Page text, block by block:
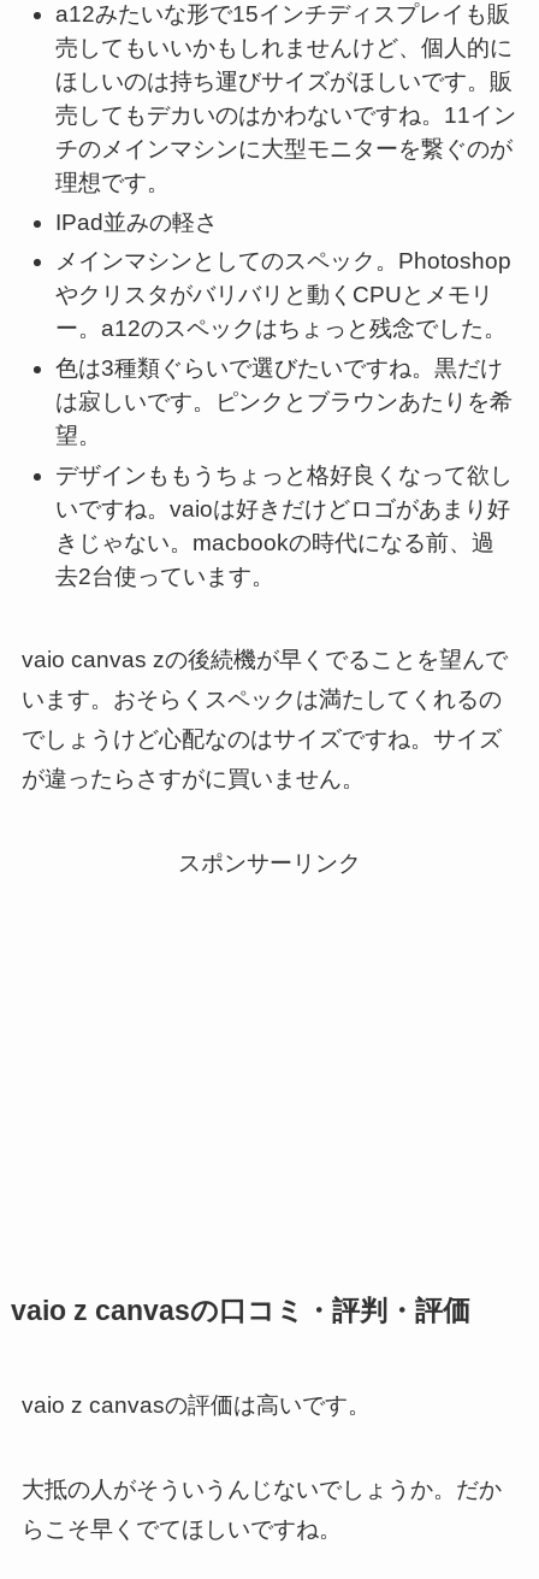
a12みたいな形で15インチディスプレイも販
売してもいいかもしれませんけど、個人的に
ほしいのは持ち運びサイズがほしいです。販
売してもデカいのはかわないですね。11イン
チのメインマシンに大型モニターを繋ぐのが
理想です。
IPad並みの軽さ
メインマシンとしてのスペック。Photoshop
やクリスタがバリバリと動くCPUとメモリ
ー。a12のスペックはちょっと残念でした。
色は3種類ぐらいで選びたいですね。黒だけ
は寂しいです。ピンクとブラウンあたりを希
望。
デザインももうちょっと格好良くなって欲し
いですね。vaioは好きだけどロゴがあまり好
きじゃない。macbookの時代になる前、過
去2台使っています。
vaio canvas zの後続機が早くでることを望んで
います。おそらくスペックは満たしてくれるの
でしょうけど心配なのはサイズですね。サイズ
が違ったらさすがに買いません。
スポンサーリンク
vaio z canvasの口コミ・評判・評価
vaio z canvasの評価は高いです。
大抵の人がそういうんじないでしょうか。だか
らこそ早くでてほしいですね。